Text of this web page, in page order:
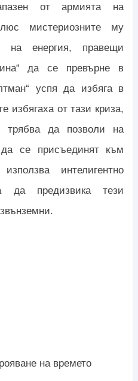
от армията на
мистериозните му
на енергия, правещи
да се превърне в
успя да избяга в
избягаха от тази криза,
трябва да позволи на
се присъединят към
интелигентно
да предизвика тези
на времето